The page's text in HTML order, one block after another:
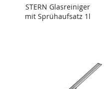
STERN Glasreiniger
mit Sprühaufsatz 1l